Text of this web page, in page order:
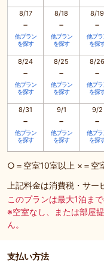
8/17
-
他プラン
を探す
8/18
-
他プラン
を探す
8/19
-
他プラ
を探
8/24
-
他プラン
を探す
8/25
-
他プラン
を探す
8/26
-
他プラ
を探
8/31
-
他プラン
を探す
9/1
-
他プラン
を探す
9/2
-
他プラ
を探
○＝空室10室以上 ×＝
上記料金は消費税・サー
このプランは最大1泊ま
※空室なし、または部屋
ん。
支払い方法